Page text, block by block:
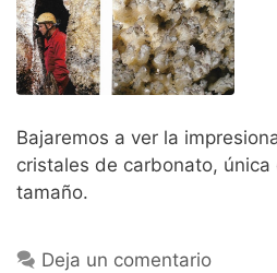
Bajaremos a ver la
cristales de carbonato, única
tamaño.
Deja un comentario